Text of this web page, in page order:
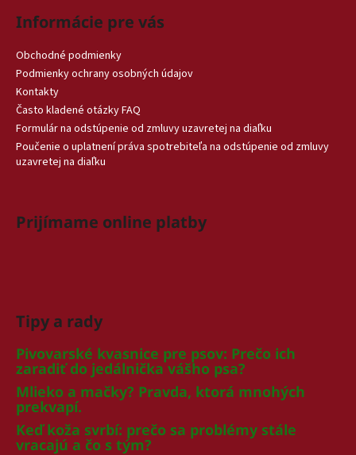
Informácie pre vás
Obchodné podmienky
Podmienky ochrany osobných údajov
Kontakty
Často kladené otázky FAQ
Formulár na odstúpenie od zmluvy uzavretej na diaľku
Poučenie o uplatnení práva spotrebiteľa na odstúpenie od zmluvy
uzavretej na diaľku
Prijímame online platby
Tipy a rady
Pivovarské kvasnice pre psov: Prečo ich
zaradiť do jedálnička vášho psa?
Mlieko a mačky? Pravda, ktorá mnohých
prekvapí.
Keď koža svrbí: prečo sa problémy stále
vracajú a čo s tým?